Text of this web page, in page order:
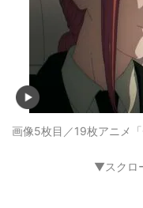
画像5枚目／19枚アニメ
▼スクロ